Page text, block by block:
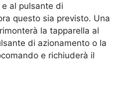
al pulsante di
questo sia previsto. Una
la tapparella al
di azionamento o la
e richiuderà il